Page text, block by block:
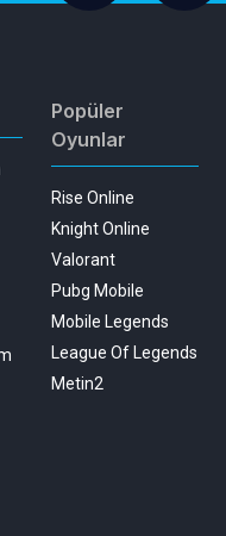
Popüler
Oyunlar
Rise Online
Knight Online
Valorant
Pubg Mobile
Mobile Legends
League Of Legends
Metin2